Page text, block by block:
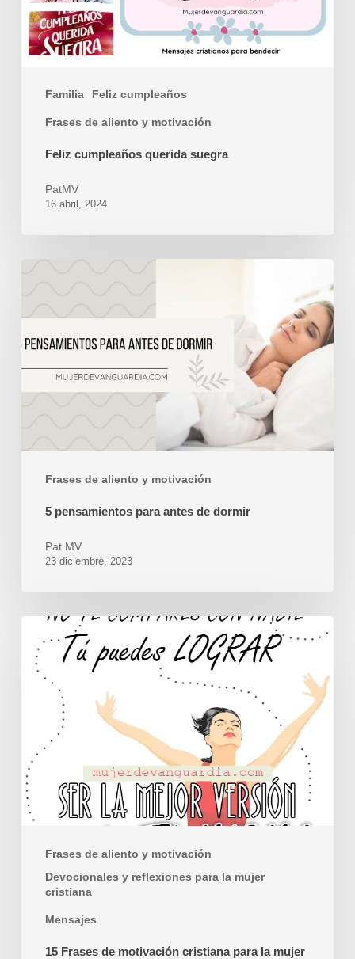
Familia Feliz cumpleaños
Frases de aliento y motivación
Feliz cumpleaños querida suegra
PatMV
16 abril, 2024
Frases de aliento y motivación
para
antes
5 pensamientos para antes de dormir
Pat MV
23 diciembre, 2023
Frases de aliento y motivación
Devocionales y reflexiones para la mujer
cristiana
Mensajes
Frases
motivación
cristiana
la
mujer
15 Frases de motivación cristiana para la mujer